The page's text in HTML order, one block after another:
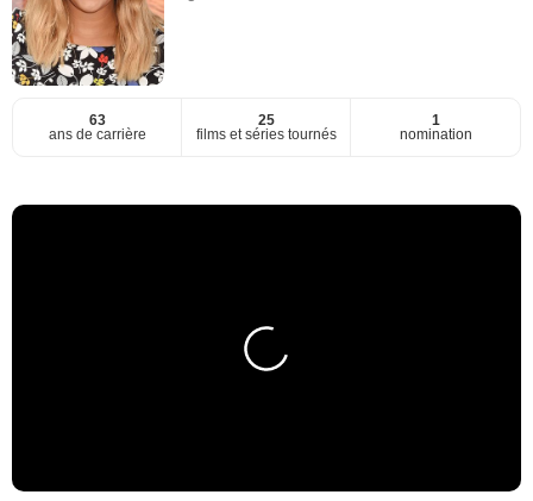
63
ans de carrière
25
films et séries tournés
1
nomination